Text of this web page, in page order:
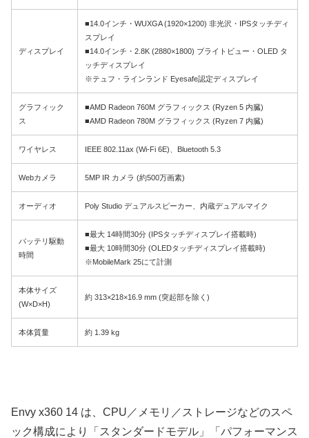
ディスプレイ
■14.0インチ・WUXGA (1920×1200) 非光沢・IPSタッチディ
スプレイ
■14.0インチ・2.8K (2880×1800) ブライトビュー・OLED タ
ッチディスプレイ
※テュフ・ラインランド Eyesafe認定ディスプレイ
グラフィック
ス
■AMD Radeon 760M グラフィックス (Ryzen 5 内臓)
■AMD Radeon 780M グラフィックス (Ryzen 7 内臓)
ワイヤレス IEEE 802.11ax (Wi-Fi 6E)、Bluetooth 5.3
Webカメラ 5MP IR カメラ (約500万画素)
オーディオ Poly Studio デュアルスピーカー、内蔵デュアルマイク
バッテリ駆動
時間
■最大 14時間30分 (IPSタッチディスプレイ搭載時)
■最大 10時間30分 (OLEDタッチディスプレイ搭載時)
※MobileMark 25にて計測
本体サイズ
(W×D×H)
約 313×218×16.9 mm (突起部を除く)
本体質量 約 1.39 kg
Envy x360 14 は、CPU／メモリ／ストレージなどのスペ
ック構成により「スタンダードモデル」「パフォーマンス